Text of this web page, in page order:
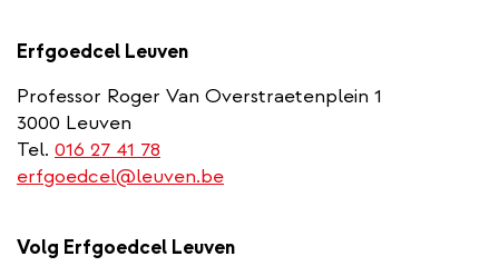
Erfgoedcel Leuven
Professor Roger Van Overstraetenplein 1
3000 Leuven
Tel. 016 27 41 78
erfgoedcel@leuven.be
Volg Erfgoedcel Leuven